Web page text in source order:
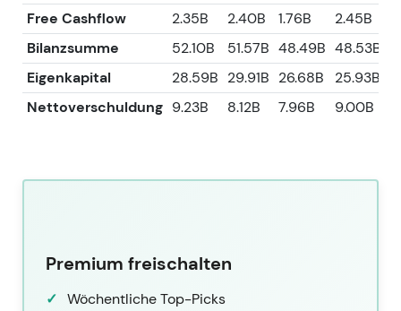
Free Cashflow
2.35B 2.40B 1.76B 2.45B
Bilanzsumme
52.10B 51.57B 48.49B 48.53B
Eigenkapital
28.59B 29.91B 26.68B 25.93B
Nettoverschuldung 9.23B 8.12B 7.96B 9.00B
Premium freischalten
Wöchentliche Top-Picks